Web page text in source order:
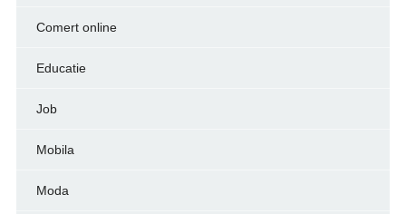
Comert online
Educatie
Job
Mobila
Moda